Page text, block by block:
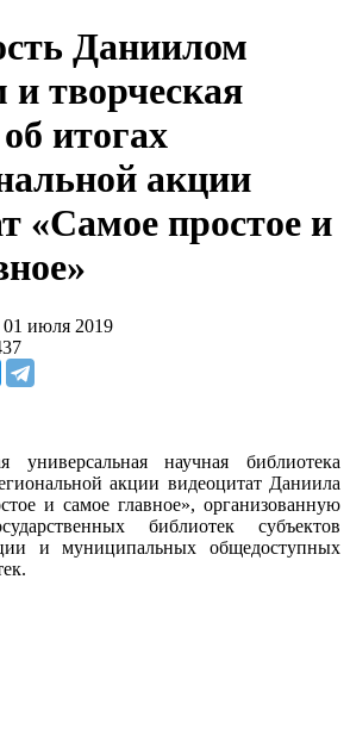
Даниилом
творческая
итогах
акции
«Самое простое и
июля 2019
универсальная научная библиотека
акции видеоцитат Даниила
и самое главное», организованную
библиотек субъектов
и муниципальных общедоступных